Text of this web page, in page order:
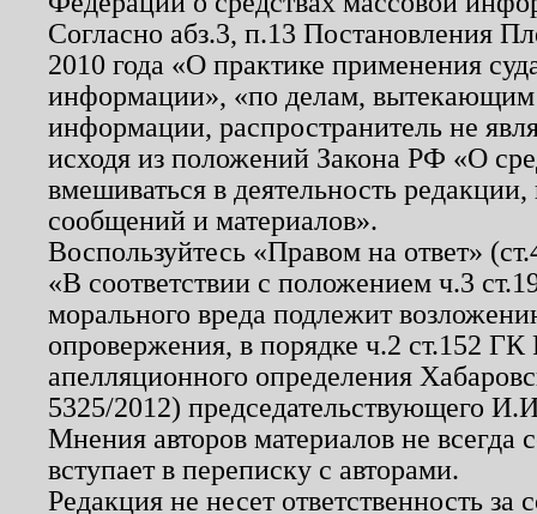
Согласно абз.3, п.13 Постановления
2010 года «О практике применения
информации», «по делам, вытекающим
информации, распространитель не
исходя из положений Закона РФ «О
вмешиваться в деятельность
сообщений и материалов».
Воспользуйтесь «Правом на ответ»
«В соответствии с положением ч.3
морального вреда подлежит
опровержения, в порядке ч.2 ст.152
апелляционного определения
5325/2012) председательствующего
Мнения авторов материалов не
вступает в переписку с авторами.
Редакция не несет ответственность